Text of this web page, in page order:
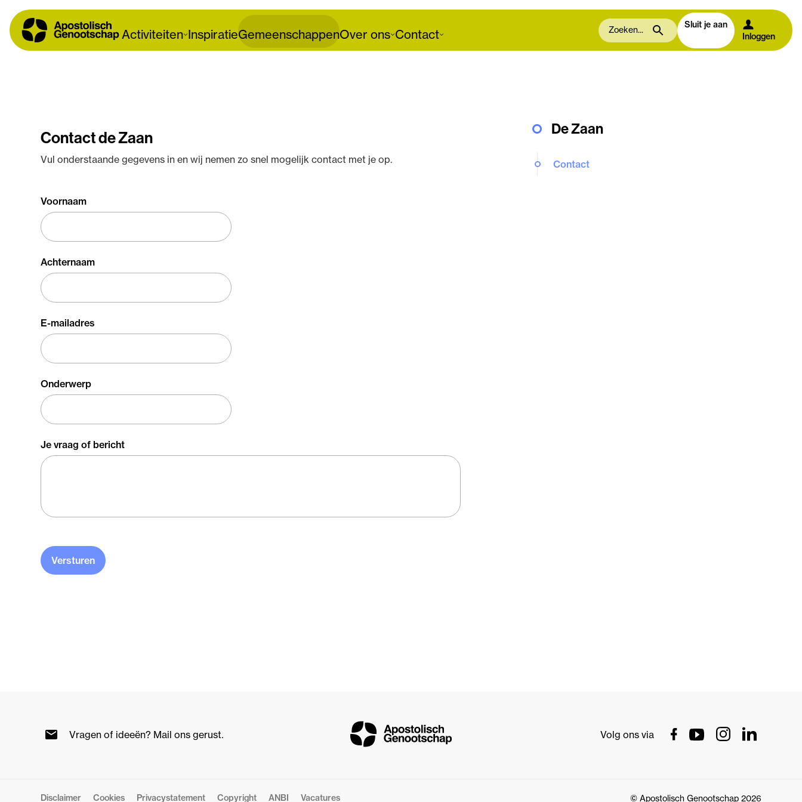
Activiteiten InspiratieGemeenschappenOver ons Contact
Sluit je aan
Inloggen
Contact de Zaan
Vul onderstaande gegevens in en wij nemen zo snel mogelijk contact met je op.
Voornaam
Achternaam
E-mailadres
Onderwerp
Je vraag of bericht
Versturen
De Zaan
Contact
Vragen of ideeën? Mail ons gerust. Volg ons via
Disclaimer Cookies Privacystatement Copyright ANBI Vacatures © Apostolisch Genootschap 2026